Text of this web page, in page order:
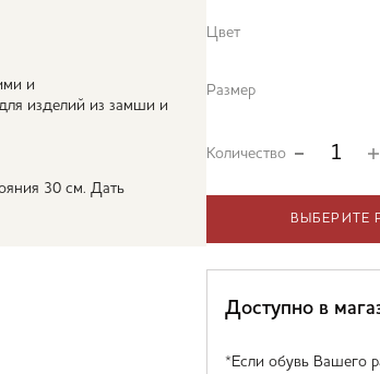
и
изделий из замши и
30 см. Дать
Цвет
Размер
Количество
ВЫБЕРИТЕ
Доступно в
*Если обувь Вашего